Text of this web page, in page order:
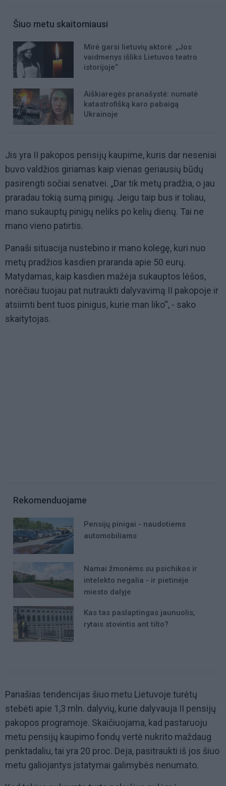
Šiuo metu skaitomiausi
Mirė garsi lietuvių aktorė: „Jos
vaidmenys išliks Lietuvos teatro
istorijoje“
Aiškiaregės pranašystė: numatė
katastrofišką karo pabaigą
Ukrainoje
Jis yra II pakopos pensijų kaupime, kuris dar neseniai
buvo valdžios giriamas kaip vienas geriausių būdų
pasirengti sočiai senatvei. „Dar tik metų pradžia, o jau
praradau tokią sumą pinigų. Jeigu taip bus ir toliau,
mano sukauptų pinigų neliks po kelių dienų. Tai ne
mano vieno patirtis.
Panaši situacija nustebino ir mano kolegę, kuri nuo
metų pradžios kasdien praranda apie 50 eurų.
Matydamas, kaip kasdien mažėja sukauptos lėšos,
norėčiau tuojau pat nutraukti dalyvavimą II pakopoje ir
atsiimti bent tuos pinigus, kurie man liko“, - sako
skaitytojas.
Rekomenduojame
Pensijų pinigai - naudotiems
automobiliams
Namai žmonėms su psichikos ir
intelekto negalia - ir pietinėje
miesto dalyje
Kas tas paslaptingas jaunuolis,
rytais stovintis ant tilto?
Panašias tendencijas šiuo metu Lietuvoje turėtų
stebėti apie 1,3 mln. dalyvių, kurie dalyvauja II pensijų
pakopos programoje. Skaičiuojama, kad pastaruoju
metu pensijų kaupimo fondų vertė nukrito maždaug
penktadaliu, tai yra 20 proc. Deja, pasitraukti iš jos šiuo
metu galiojantys įstatymai galimybės nenumato.